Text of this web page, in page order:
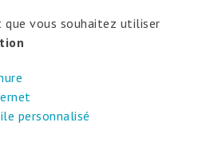
vous souhaitez utiliser
personnalisé